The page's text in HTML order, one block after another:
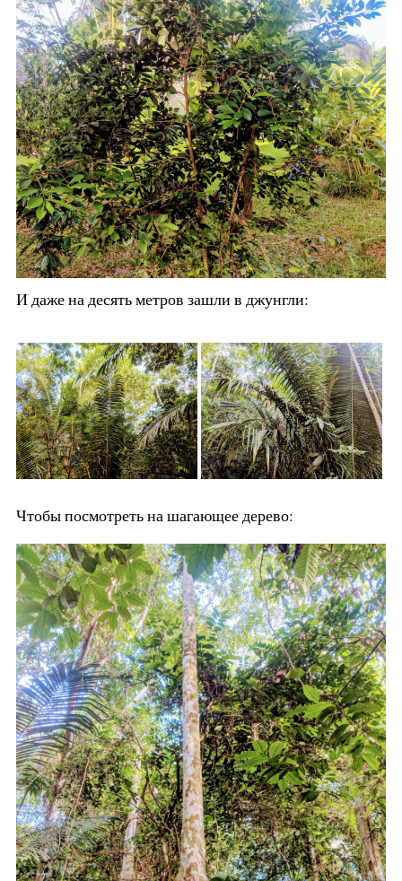
И даже на десять метров зашли в джунгли:
Чтобы посмотреть на шагающее дерево: